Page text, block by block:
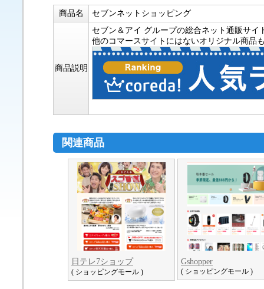
商品名 セブンネットショッピング
商品説明
セブン＆アイ グループの総合ネット通販サイ
他のコマースサイトにはないオリジナル商品
関連商品
日テレ7ショップ
( ショッピングモール )
Gshopper
( ショッピングモール )